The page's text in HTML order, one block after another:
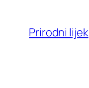
sadržaja
Prirodni lijek